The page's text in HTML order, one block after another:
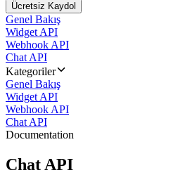
Ücretsiz Kaydol
Genel Bakış
Widget API
Webhook API
Chat API
Kategoriler
Genel Bakış
Widget API
Webhook API
Chat API
Documentation
Chat API